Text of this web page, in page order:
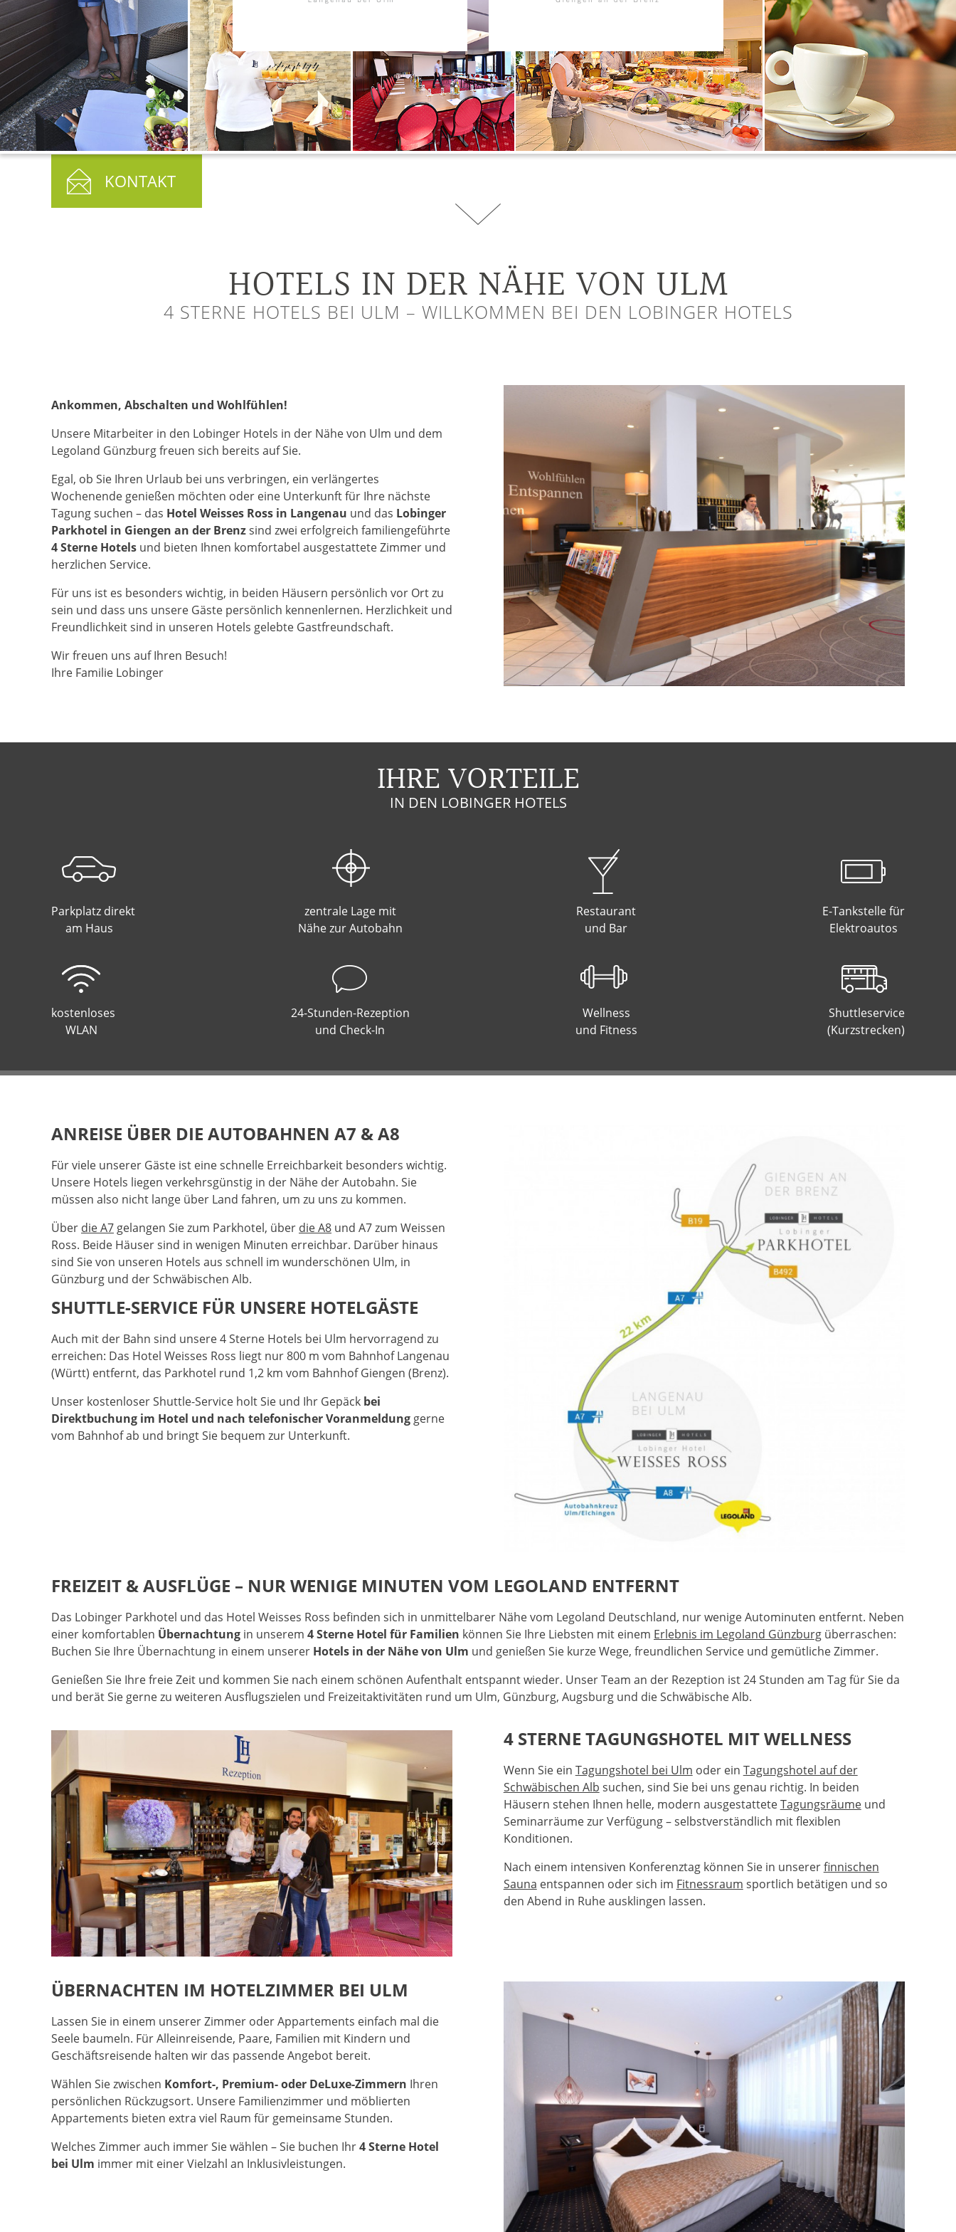
KONTAKT
HOTELS IN DER NÄHE VON ULM
4 STERNE HOTELS BEI ULM – WILLKOMMEN BEI DEN LOBINGER HOTELS
Ankommen, Abschalten und Wohlfühlen!
Unsere Mitarbeiter in den Lobinger Hotels in der Nähe von Ulm und dem
Legoland Günzburg freuen sich bereits auf Sie.
Egal, ob Sie Ihren Urlaub bei uns verbringen, ein verlängertes
Wochenende genießen möchten oder eine Unterkunft für Ihre nächste
Tagung suchen – das Hotel Weisses Ross in Langenau und das Lobinger
Parkhotel in Giengen an der Brenzsind zwei erfolgreich familiengeführte
4 Sterne Hotels und bieten Ihnen komfortabel ausgestattete Zimmer und
herzlichen Service.
Für uns ist es besonders wichtig, in beiden Häusern persönlich vor Ort zu
sein und dass uns unsere Gäste persönlich kennenlernen. Herzlichkeit und
Freundlichkeit sind in unseren Hotels gelebte Gastfreundschaft.
Wir freuen uns auf Ihren Besuch!
Ihre Familie Lobinger
IHRE VORTEILE
IN DEN LOBINGER HOTELS
Parkplatz direkt
am Haus
zentrale Lage mit
Nähe zur Autobahn
Restaurant
und Bar
E-Tankstelle für
Elektroautos
kostenloses
WLAN
24-Stunden-Rezeption
und Check-In
Wellness
und Fitness
Shuttleservice
(Kurzstrecken)
ANREISE ÜBER DIE AUTOBAHNEN A7 & A8
Für viele unserer Gäste ist eine schnelle Erreichbarkeit besonders wichtig.
Unsere Hotels liegen verkehrsgünstig in der Nähe der Autobahn. Sie
müssen also nicht lange über Land fahren, um zu uns zu kommen.
Über die A7 gelangen Sie zum Parkhotel, über die A8 und A7 zum Weissen
Ross. Beide Häuser sind in wenigen Minuten erreichbar. Darüber hinaus
sind Sie von unseren Hotels aus schnell im wunderschönen Ulm, in
Günzburg und der Schwäbischen Alb.
SHUTTLE-SERVICE FÜR UNSERE HOTELGÄSTE
Auch mit der Bahn sind unsere 4 Sterne Hotels bei Ulm hervorragend zu
erreichen: Das Hotel Weisses Ross liegt nur 800 m vom Bahnhof Langenau
(Württ) entfernt, das Parkhotel rund 1,2 km vom Bahnhof Giengen (Brenz).
Unser kostenloser Shuttle-Service holt Sie und Ihr Gepäck bei
Direktbuchung im Hotel und nach telefonischer Voranmeldung gerne
vom Bahnhof ab und bringt Sie bequem zur Unterkunft.
FREIZEIT & AUSFLÜGE – NUR WENIGE MINUTEN VOM LEGOLAND ENTFERNT
Das Lobinger Parkhotel und das Hotel Weisses Ross befinden sich in unmittelbarer Nähe vom Legoland Deutschland, nur wenige Autominuten entfernt. Neben
einer komfortablen Übernachtung in unserem 4 Sterne Hotel für Familien können Sie Ihre Liebsten mit einem Erlebnis im Legoland Günzburg überraschen:
Buchen Sie Ihre Übernachtung in einem unserer Hotels in der Nähe von Ulm und genießen Sie kurze Wege, freundlichen Service und gemütliche Zimmer.
Genießen Sie Ihre freie Zeit und kommen Sie nach einem schönen Aufenthalt entspannt wieder. Unser Team an der Rezeption ist 24 Stunden am Tag für Sie da
und berät Sie gerne zu weiteren Ausflugszielen und Freizeitaktivitäten rund um Ulm, Günzburg, Augsburg und die Schwäbische Alb.
4 STERNE TAGUNGSHOTEL MIT WELLNESS
Wenn Sie ein Tagungshotel bei Ulm oder ein Tagungshotel auf der
Schwäbischen Alb suchen, sind Sie bei uns genau richtig. In beiden
Häusern stehen Ihnen helle, modern ausgestatteteTagungsräumeund
Seminarräume zur Verfügung – selbstverständlich mit flexiblen
Konditionen.
Nach einem intensiven Konferenztag können Sie in unsererfinnischen
Sauna entspannen oder sich im Fitnessraum sportlich betätigen und so
den Abend in Ruhe ausklingen lassen.
ÜBERNACHTEN IM HOTELZIMMER BEI ULM
Lassen Sie in einem unserer Zimmer oder Appartements einfach mal die
Seele baumeln. Für Alleinreisende, Paare, Familien mit Kindern und
Geschäftsreisende halten wir das passende Angebot bereit.
Wählen Sie zwischen Komfort-, Premium- oder DeLuxe-Zimmern Ihren
persönlichen Rückzugsort. Unsere Familienzimmer und möblierten
Appartements bieten extra viel Raum für gemeinsame Stunden.
Welches Zimmer auch immer Sie wählen – Sie buchen Ihr4 Sterne Hotel
bei Ulm immer mit einer Vielzahl an Inklusivleistungen.